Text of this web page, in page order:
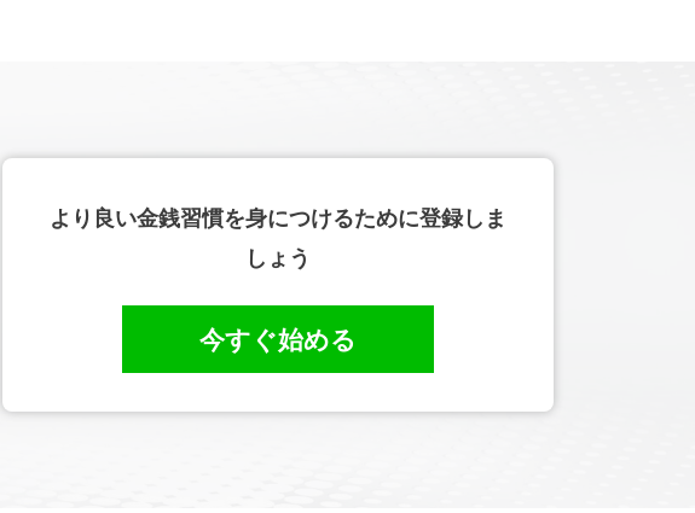
より良い金銭習慣を身につけるために登録しま
しょう
今すぐ始める